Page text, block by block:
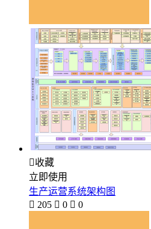
收藏
立即使用
生产运营系统架构图
 205  0  0